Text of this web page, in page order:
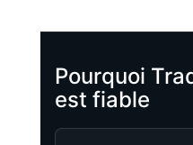
Pourquoi
est fiable